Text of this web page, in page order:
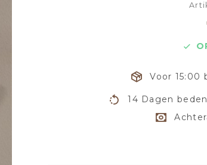
Voor 15:00
14 Dagen